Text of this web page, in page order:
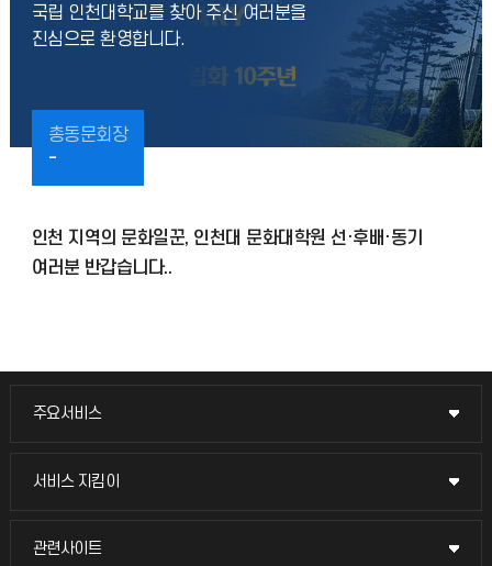
총동문회장
-
국립 인천대학교를 찾아 주신 여러분을
진심으로 환영합니다.
인천 지역의 문화일꾼, 인천대 문화대학원 선·후배·동기
여러분 반갑습니다..
주요서비스
주요서비스
교무회의방송
서비스 지킴이
서비스 지킴이
묻고 답하기
관련사이트
관련사이트